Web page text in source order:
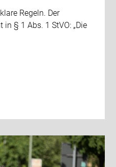
Regeln. Der
§ 1 Abs. 1 StVO: „Die